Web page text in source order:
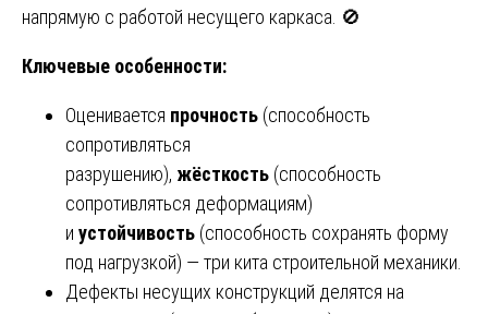
напрямую с работой несущего каркаса. 🚫
Ключевые особенности:
Оценивается прочность (способность
сопротивляться
разрушению), жёсткость (способность
сопротивляться деформациям)
и устойчивость (способность сохранять форму
под нагрузкой) — три кита строительной механики.
Дефекты несущих конструкций делятся на